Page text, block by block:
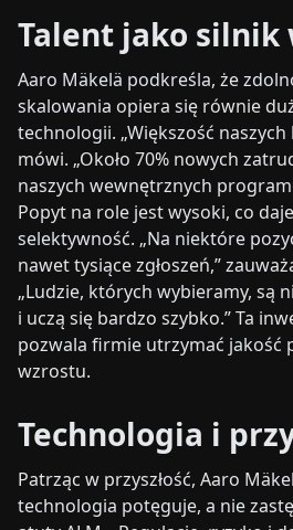
Talent jako silnik
Aaro Mäkelä podkreśla, że
skalowania opiera się równie
technologii. „Większość
mówi. „Około 70% nowych
naszych wewnętrznych
Popyt na role jest wysoki, co
selektywność. „Na niektóre
nawet tysiące zgłoszeń,”
„Ludzie, których wybieramy, są
i uczą się bardzo szybko.” Ta
pozwala firmie utrzymać jakość
wzrostu.
Technologia i
Patrząc w przyszłość, Aaro
technologia potęguje, a nie